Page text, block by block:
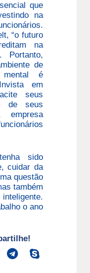
que
na
“o futuro
na
Portanto,
de
é
em
seus
de seus
empresa
sido
cuidar da
questão
também
o ano